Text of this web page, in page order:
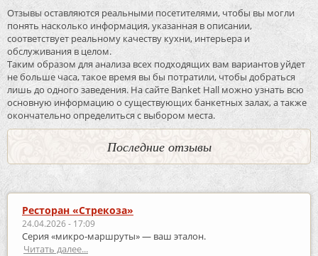
Отзывы оставляются реальными посетителями, чтобы вы могли
понять насколько информация, указанная в описании,
соответствует реальному качеству кухни, интерьера и
обслуживания в целом.
Таким образом для анализа всех подходящих вам вариантов уйдет
не больше часа, такое время вы бы потратили, чтобы добраться
лишь до одного заведения. На сайте Banket Hall можно узнать всю
основную информацию о существующих банкетных залах, а также
окончательно определиться с выбором места.
Последние отзывы
Ресторан «Стрекоза»
24.04.2026 - 17:09
Серия «микро‑маршруты» — ваш эталон.
Читать далее...